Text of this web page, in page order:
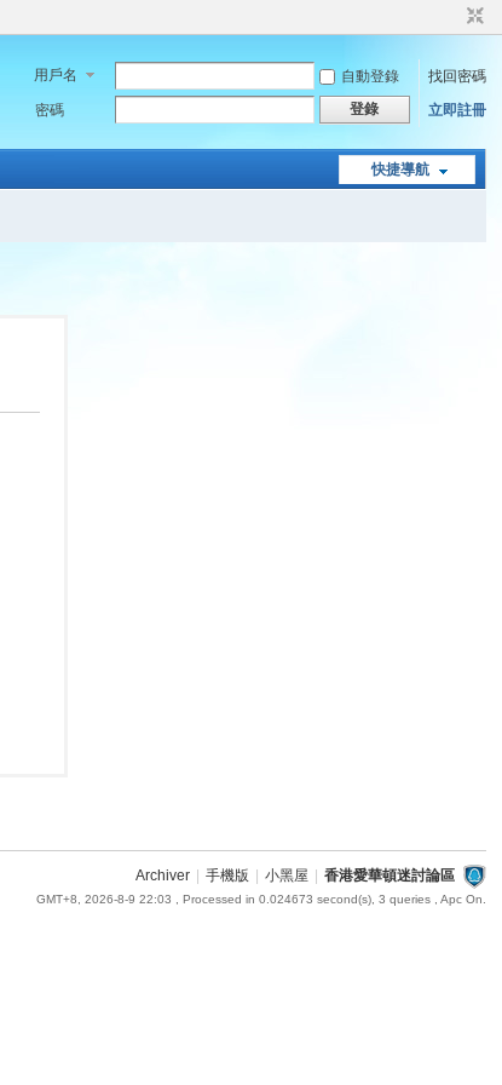
用戶名 自動登錄
找回密碼
密碼
登錄 立即註冊
快捷導航
Archiver 手機版 小黑屋 香港愛華頓迷討論區
GMT+8, 2026-8-9 22:03 , Processed in 0.024673 second(s), 3 queries , Apc On.